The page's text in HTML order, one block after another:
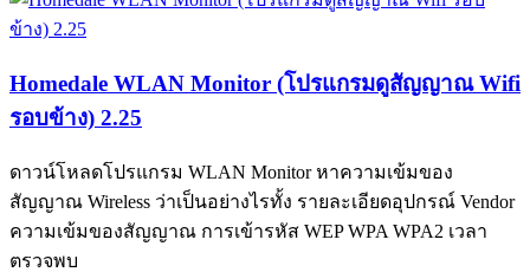
Homedale WLAN Monitor (โปรแกรมดูสัญญาณ Wifi
รอบข้าง) 2.25
ดาวน์โหลดโปรแกรม WLAN Monitor หาความเข้มของ
สัญญาณ Wireless ว่าเป็นอย่างไรทั้ง รายละเอียดอุปกรณ์ Vendor
ความเข้มของสัญญาณ การเข้ารหัส WEP WPA WPA2 เวลา
ตรวจพบ